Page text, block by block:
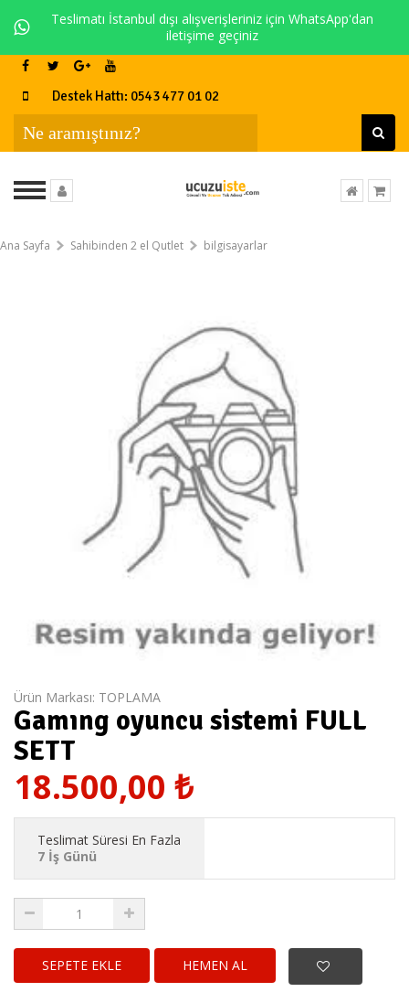
Teslimatı İstanbul dışı alışverişleriniz için WhatsApp'dan
iletişime geçiniz
Destek Hattı: 0543 477 01 02
Ana Sayfa Sahibinden 2 el Qutlet bilgisayarlar
Ürün Markası: TOPLAMA
Gamıng oyuncu sistemi FULL
SETT
18.500,00 ₺
Teslimat Süresi En Fazla
7 İş Günü
HEMEN AL